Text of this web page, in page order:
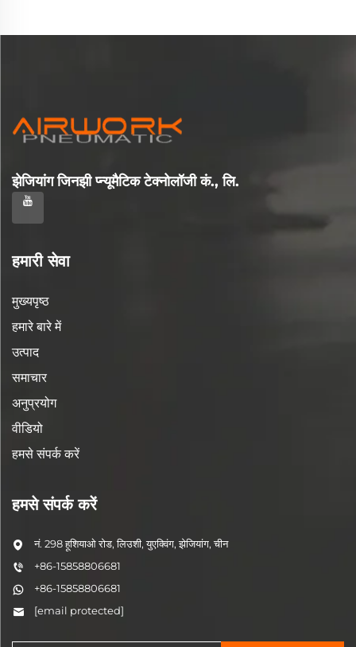
झेजियांग जिनझी प्न्यूमैटिक टेक्नोलॉजी कं., लि.
हमारी सेवा
मुख्यपृष्ठ
हमारे बारे में
उत्पाद
समाचार
अनुप्रयोग
वीडियो
हमसे संपर्क करें
हमसे संपर्क करें
नं. 298 हूशियाओ रोड, लिउशी, युएक्विंग, झेजियांग, चीन
+86-15858806681
+86-15858806681
[email protected]